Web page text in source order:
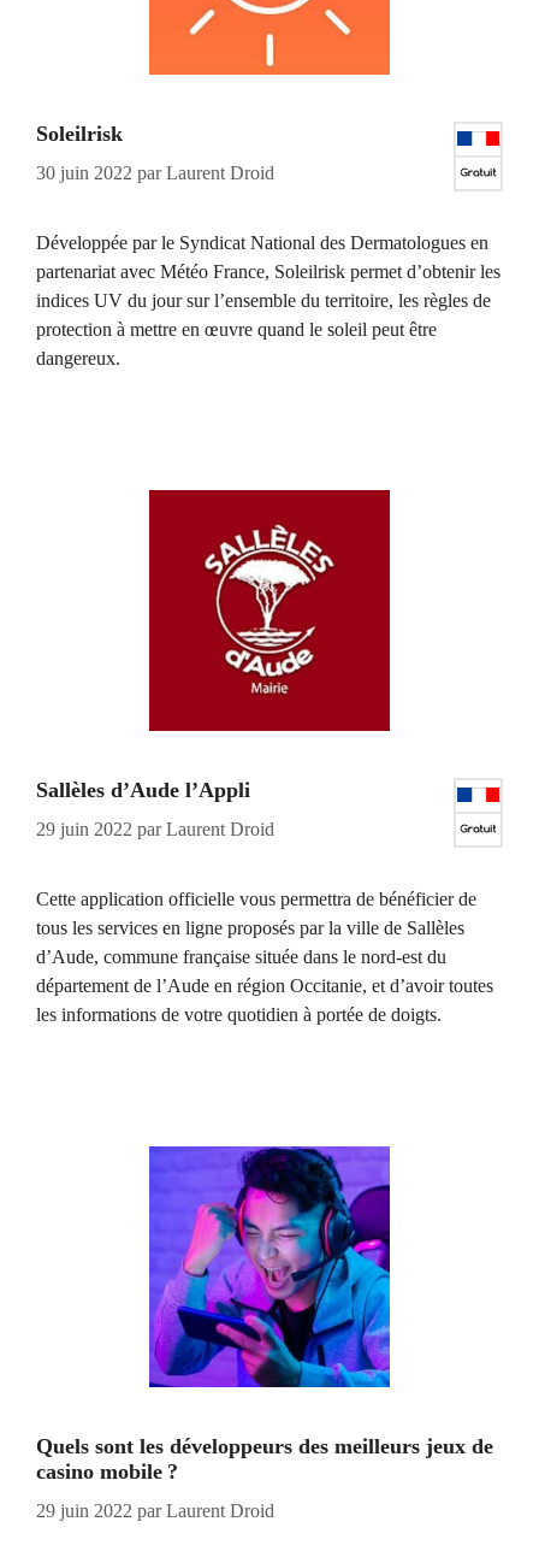
Soleilrisk
30 juin 2022 parLaurent Droid
Développée par le Syndicat National des Dermatologues en
partenariat avec Météo France, Soleilrisk permet d’obtenir les
indices UV du jour sur l’ensemble du territoire, les règles de
protection à mettre en œuvre quand le soleil peut être
dangereux.
Sallèles d’Aude l’Appli
29 juin 2022 parLaurent Droid
Cette application officielle vous permettra de bénéficier de
tous les services en ligne proposés par la ville de Sallèles
d’Aude, commune française située dans le nord-est du
département de l’Aude en région Occitanie, et d’avoir toutes
les informations de votre quotidien à portée de doigts.
Quels sont les développeurs des meilleurs jeux de
casino mobile ?
29 juin 2022 parLaurent Droid